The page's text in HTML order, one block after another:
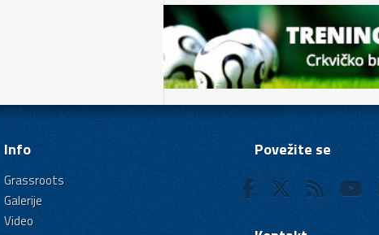
Info
Grassroots
Galerije
Video
Povežite se